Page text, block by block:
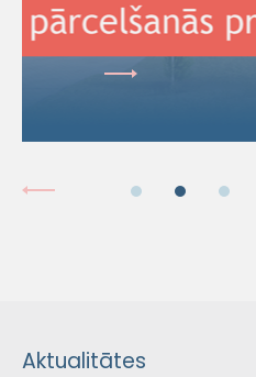
Aktualitātes